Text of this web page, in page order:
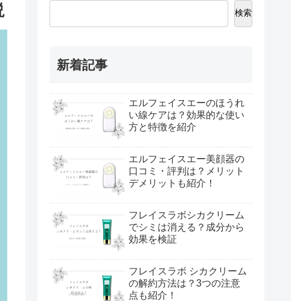
検索
新着記事
エルフェイスエーのほうれ
い線ケアは？効果的な使い
方と特徴を紹介
エルフェイスエー美顔器の
口コミ・評判は？メリット
デメリットも紹介！
フレイスラボシカクリーム
でシミは消える？成分から
効果を検証
フレイスラボ シカクリーム
の解約方法は？3つの注意
点も紹介！